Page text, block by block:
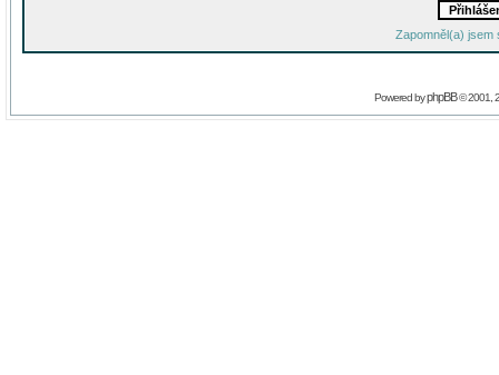
Zapomněl(a) jsem
Powered byphpBB© 2001,